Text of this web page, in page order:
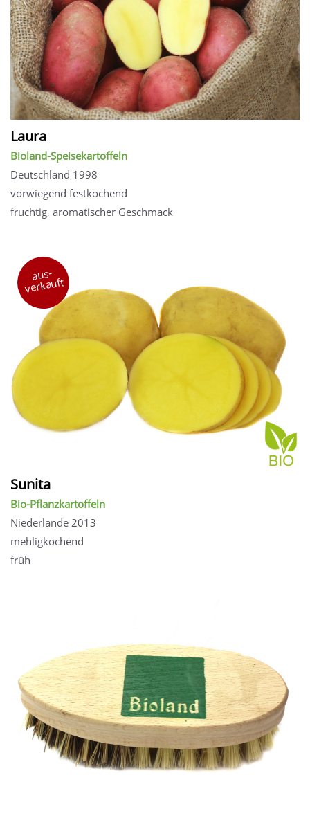
Laura
Bioland-Speisekartoffeln
Deutschland 1998
vorwiegend festkochend
fruchtig, aromatischer Geschmack
aus-
verkauft
Sunita
Bio-Pflanzkartoffeln
Niederlande 2013
mehligkochend
früh